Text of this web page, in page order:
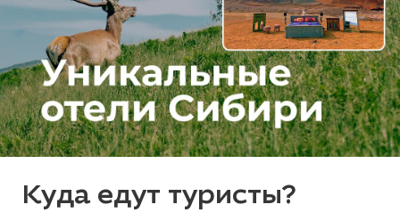
Куда едут туристы?